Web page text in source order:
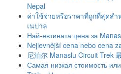
Nepal
ค่าใช้จ่ายหรือราคาที่ถูกที่สุดสํา
เนปาล
Най-евтината цена за
Nejlevnější cena nebo cena
尼泊尔 Manaslu Circuit Trek
Самая низкая стоимость